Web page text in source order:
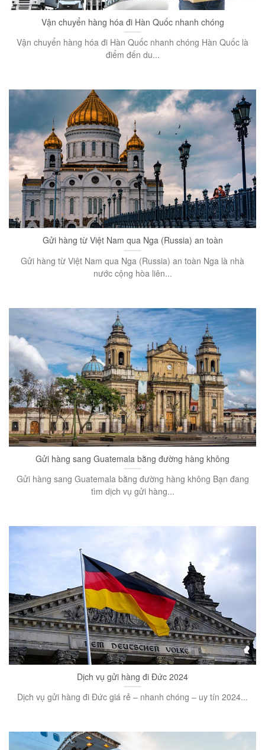
Vận chuyển hàng hóa đi Hàn Quốc nhanh chóng
Vận chuyển hàng hóa đi Hàn Quốc nhanh chóng Hàn Quốc là
điểm đến du...
Gửi hàng từ Việt Nam qua Nga (Russia) an toàn
Gửi hàng từ Việt Nam qua Nga (Russia) an toàn Nga là nhà
nước cộng hòa liên...
Gửi hàng sang Guatemala bằng đường hàng không
Gửi hàng sang Guatemala bằng đường hàng không Bạn đang
tìm dịch vụ gửi hàng...
Dịch vụ gửi hàng đi Đức 2024
Dịch vụ gửi hàng đi Đức giá rẻ – nhanh chóng – uy tín 2024...